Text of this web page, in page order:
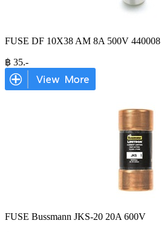
FUSE DF 10X38 AM 8A 500V 440008
฿ 35.-
FUSE Bussmann JKS-20 20A 600V